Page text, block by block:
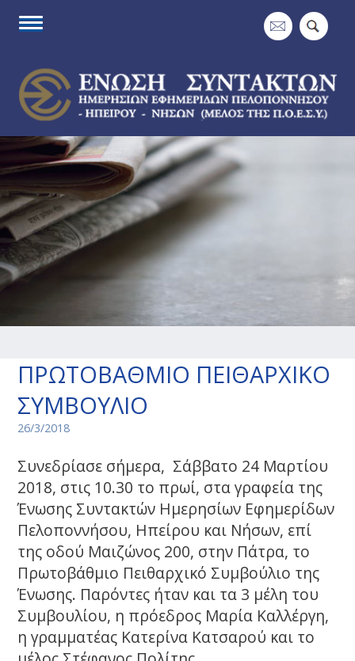
ΠΡΩΤΟΒΑΘΜΙΟ ΠΕΙΘΑΡΧΙΚΟ
ΣΥΜΒΟΥΛΙΟ
26/3/2018
Συνεδρίασε σήμερα, Σάββατο 24 Μαρτίου
2018, στις 10.30 το πρωί, στα γραφεία της
Ένωσης Συντακτών Ημερησίων Εφημερίδων
Πελοποννήσου, Ηπείρου και Νήσων, επί
της οδού Μαιζώνος 200, στην Πάτρα, το
Πρωτοβάθμιο Πειθαρχικό Συμβούλιο της
Ένωσης. Παρόντες ήταν και τα 3 μέλη του
Συμβουλίου, η πρόεδρος Μαρία Καλλέργη,
η γραμματέας Κατερίνα Κατσαρού και το